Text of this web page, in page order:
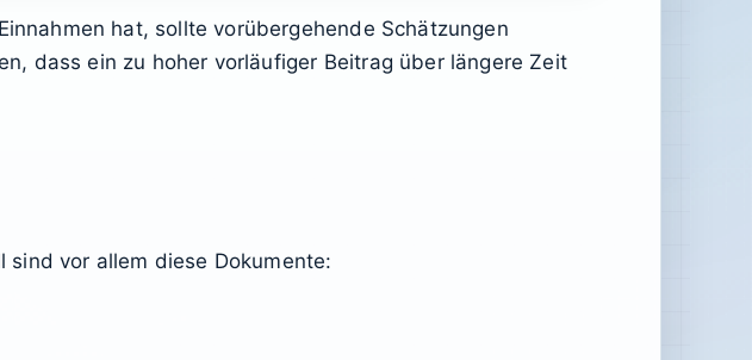
hat, sollte vorübergehende Schätzungen
dass ein zu hoher vorläufiger Beitrag über längere Zeit
sind vor allem diese Dokumente: